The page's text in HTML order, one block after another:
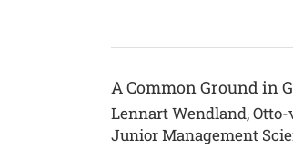
A Common Ground in
Lennart Wendland,
Junior Management